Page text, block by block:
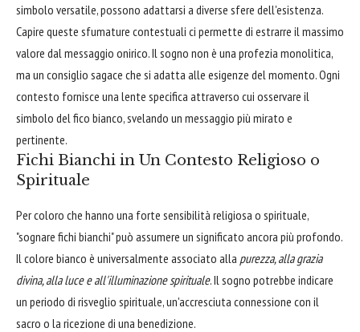
simbolo versatile, possono adattarsi a diverse sfere dell'esistenza.
Capire queste sfumature contestuali ci permette di estrarre il massimo
valore dal messaggio onirico. Il sogno non è una profezia monolitica,
ma un consiglio sagace che si adatta alle esigenze del momento. Ogni
contesto fornisce una lente specifica attraverso cui osservare il
simbolo del fico bianco, svelando un messaggio più mirato e
pertinente.
Fichi Bianchi in Un Contesto Religioso o
Spirituale
Per coloro che hanno una forte sensibilità religiosa o spirituale,
"sognare fichi bianchi" può assumere un significato ancora più profondo.
Il colore bianco è universalmente associato alla purezza, alla grazia
divina, alla luce e all'illuminazione spirituale. Il sogno potrebbe indicare
un periodo di risveglio spirituale, un'accresciuta connessione con il
sacro o la ricezione di una benedizione.